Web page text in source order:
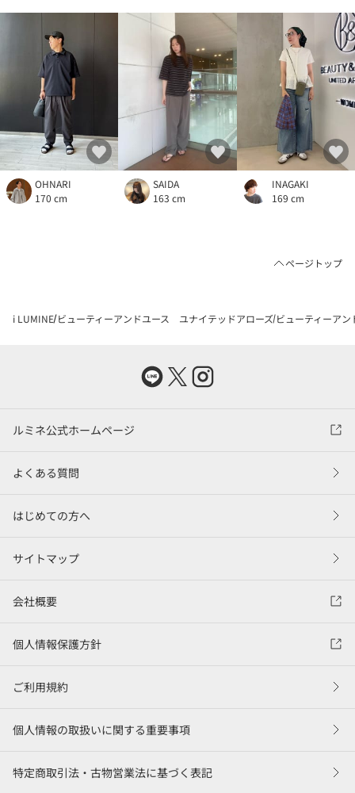
OHNARI
170 cm
SAIDA
163 cm
INAGAKI
169 cm
ページトップ
i LUMINE ビューティーアンドユース ユナイテッドアローズ ビューティーア
ルミネ公式ホームページ
よくある質問
はじめての方へ
サイトマップ
会社概要
個人情報保護方針
ご利用規約
個人情報の取扱いに関する重要事項
特定商取引法・古物営業法に基づく表記